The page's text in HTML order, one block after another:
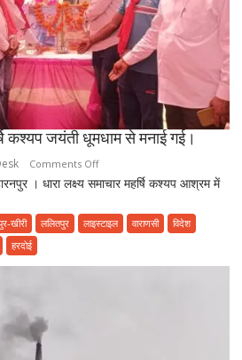
फ़र्ज़ी
हाजिरी
कश्यप जयंती धूमधाम से मनाई गई।
Comments Offon
ग्राम
में
। धारा लक्ष्य समाचार महर्षि कश्यप आश्रम में
खीरी ललितपुर लाइस्टाइल वाराणसी
विदेश
हरदोई